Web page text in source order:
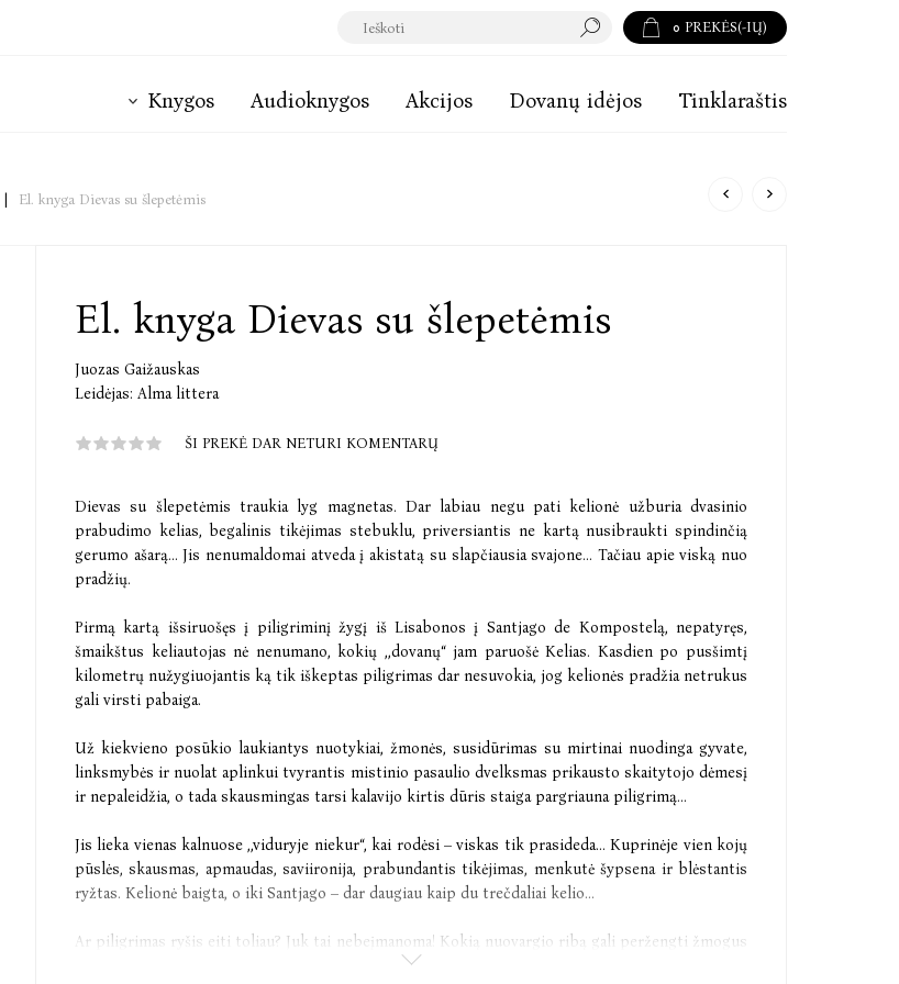
0 PREKĖS(-IŲ)
Knygos Audioknygos Akcijos Dovanų idėjos Tinklaraštis
El. knyga Dievas su šlepetėmis
El. knyga Dievas su šlepetėmis
Juozas Gaižauskas
Leidėjas: Alma littera
ŠI PREKĖ DAR NETURI KOMENTARŲ
Dievas su šlepetėmis traukia lyg magnetas. Dar labiau negu pati kelionė užburia dvasinio
prabudimo kelias, begalinis tikėjimas stebuklu, priversiantis ne kartą nusibraukti spindinčią
gerumo ašarą... Jis nenumaldomai atveda į akistatą su slapčiausia svajone... Tačiau apie viską nuo
pradžių.
Pirmą kartą išsiruošęs į piligriminį žygį iš Lisabonos į Santjago de Kompostelą, nepatyręs,
šmaikštus keliautojas nė nenumano, kokių ,,dovanų“ jam paruošė Kelias. Kasdien po pusšimtį
kilometrų nužygiuojantis ką tik iškeptas piligrimas dar nesuvokia, jog kelionės pradžia netrukus
gali virsti pabaiga.
Už kiekvieno posūkio laukiantys nuotykiai, žmonės, susidūrimas su mirtinai nuodinga gyvate,
linksmybės ir nuolat aplinkui tvyrantis mistinio pasaulio dvelksmas prikausto skaitytojo dėmesį
ir nepaleidžia, o tada skausmingas tarsi kalavijo kirtis dūris staiga pargriauna piligrimą...
Jis lieka vienas kalnuose ,,viduryje niekur“, kai rodėsi – viskas tik prasideda... Kuprinėje vien kojų
pūslės, skausmas, apmaudas, saviironija, prabundantis tikėjimas, menkutė šypsena ir blėstantis
ryžtas. Kelionė baigta, o iki Santjago – dar daugiau kaip du trečdaliai kelio...
Ar piligrimas ryšis eiti toliau? Juk tai nebeįmanoma! Kokią nuovargio ribą gali peržengti žmogus
dėl savo svajonės? Apie ką mąsto einantysis be jokios tikimybės nueiti? Ar geležinė valia atves į